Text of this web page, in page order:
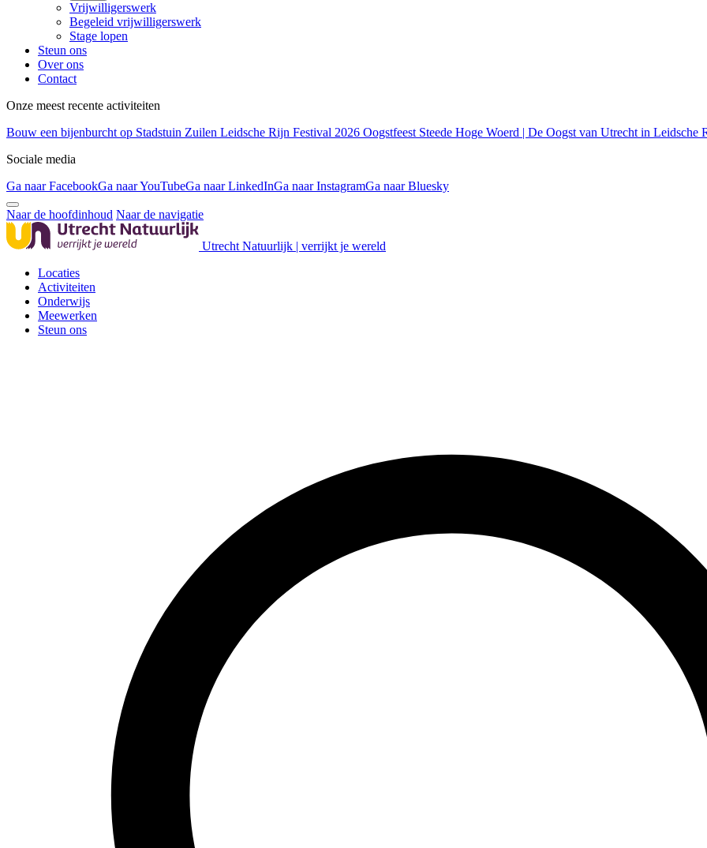
Vrijwilligerswerk
Begeleid vrijwilligerswerk
Stage lopen
Steun ons
Over ons
Contact
Onze meest recente activiteiten
Bouw een bijenburcht op Stadstuin Zuilen Leidsche Rijn Festival 2026 Oogstfeest Steede Hoge Woerd | De Oogst van Utrecht in Leidsche
Sociale media
Ga naar FacebookGa naar YouTubeGa naar LinkedInGa naar InstagramGa naar Bluesky
Naar de hoofdinhoud Naar de navigatie
Utrecht Natuurlijk | verrijkt je wereld
Locaties
Activiteiten
Onderwijs
Meewerken
Steun ons